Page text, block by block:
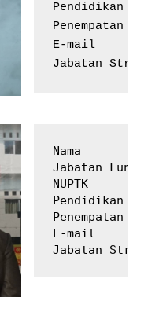
Pendidikan
E-mail
Nama
Jabatan
NUPTK
Pendidikan
E-mail